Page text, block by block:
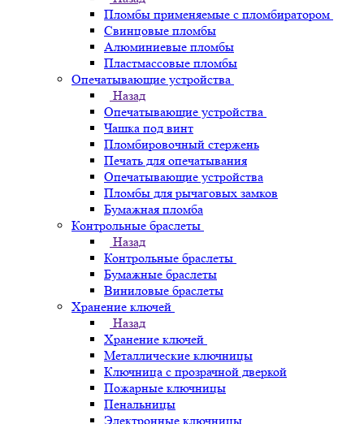
Пломбы применяемые с пломбиратором
Свинцовые пломбы
Алюминиевые пломбы
Пластмассовые пломбы
Опечатывающие устройства
Назад
Опечатывающие устройства
Чашка под винт
Пломбировочный стержень
Печать для опечатывания
Опечатывающие устройства
Пломбы для рычаговых замков
Бумажная пломба
Контрольные браслеты
Назад
Контрольные браслеты
Бумажные браслеты
Виниловые браслеты
Хранение ключей
Назад
Хранение ключей
Металлические ключницы
Ключница с прозрачной дверкой
Пожарные ключницы
Пенальницы
Электронные ключницы